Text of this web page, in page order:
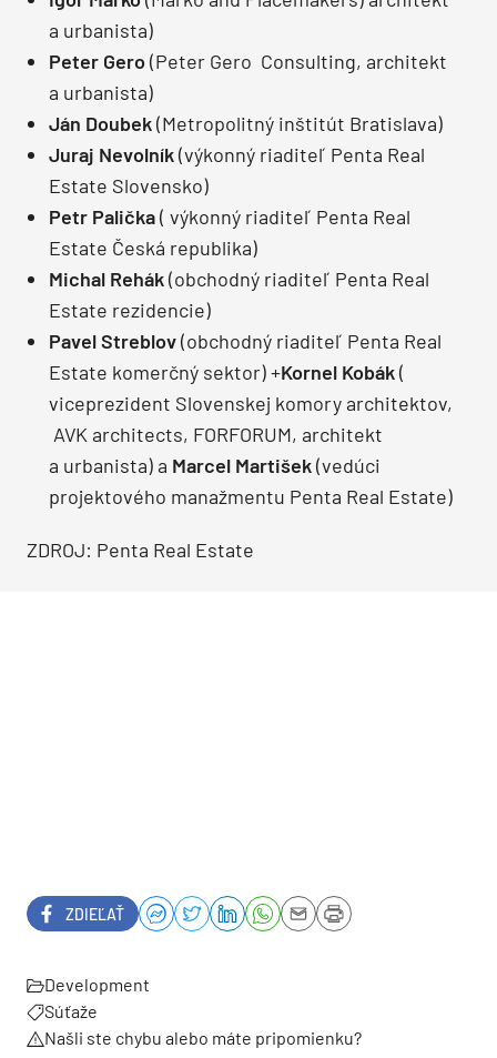
a urbanista)
Peter Gero(Peter Gero Consulting, architekt
a urbanista)
Ján Doubek(Metropolitný inštitút Bratislava)
Juraj Nevolník(výkonný riaditeľ Penta Real
Estate Slovensko)
Petr Palička( výkonný riaditeľ Penta Real
Estate Česká republika)
Michal Rehák(obchodný riaditeľ Penta Real
Estate rezidencie)
Pavel Streblov(obchodný riaditeľ Penta Real
Estate komerčný sektor) +Kornel Kobák(
viceprezident Slovenskej komory architektov,
AVK architects, FORFORUM, architekt
a urbanista) a Marcel Martišek(vedúci
projektového manažmentu Penta Real Estate)
ZDROJ: Penta Real Estate
ZDIEĽAŤ
Development
Súťaže
Našli ste chybu alebo máte pripomienku?